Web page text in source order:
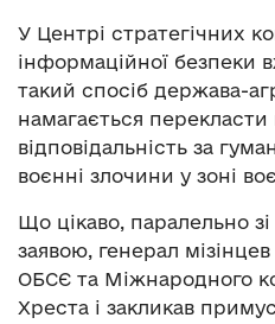
У Центрі стратегічних
інформаційної безпеки
такий спосіб держава-
намагається перекласти
відповідальність за
воєнні злочини у зоні
Що цікаво, паралельно
заявою, генерал
ОБСЄ та Міжнародного
Хреста і закликав